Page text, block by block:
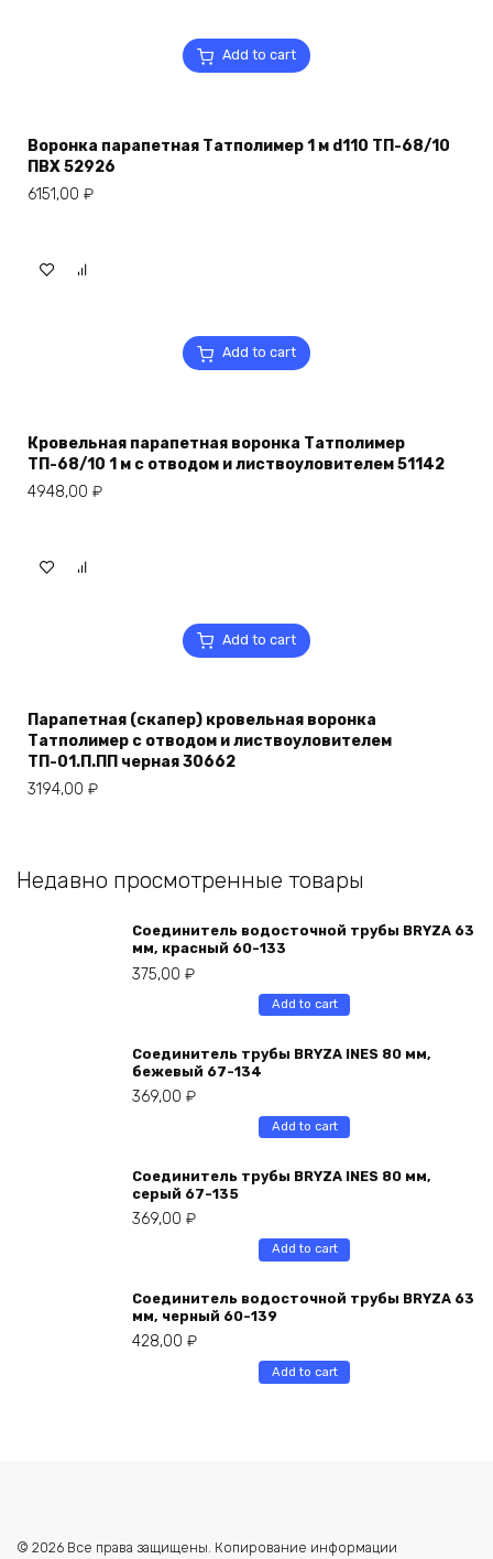
Add to cart
Воронка парапетная Татполимер 1 м d110 ТП-68/10
ПВХ 52926
6151,00 ₽
Add to cart
Кровельная парапетная воронка Татполимер
ТП-68/10 1 м с отводом и листвоуловителем 51142
4948,00 ₽
Add to cart
Парапетная (скапер) кровельная воронка
Татполимер с отводом и листвоуловителем
ТП-01.П.ПП черная 30662
3194,00 ₽
Недавно просмотренные товары
Соединитель водосточной трубы BRYZA 63
мм, краcный 60-133
375,00 ₽
Add to cart
Соединитель трубы BRYZA INES 80 мм,
бежевый 67-134
369,00 ₽
Add to cart
Соединитель трубы BRYZA INES 80 мм,
серый 67-135
369,00 ₽
Add to cart
Соединитель водосточной трубы BRYZA 63
мм, черный 60-139
428,00 ₽
Add to cart
© 2026 Все права защищены. Копирование информации